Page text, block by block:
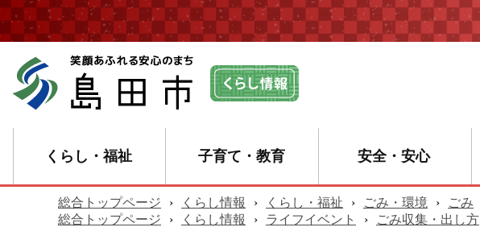
くらし・福祉 子育て・教育 安全・安心
総合トップページ › くらし情報 › くらし・福祉 › ごみ・環境 › ごみ
総合トップページ
› くらし情報 › ライフイベント › ごみ収集・出し方